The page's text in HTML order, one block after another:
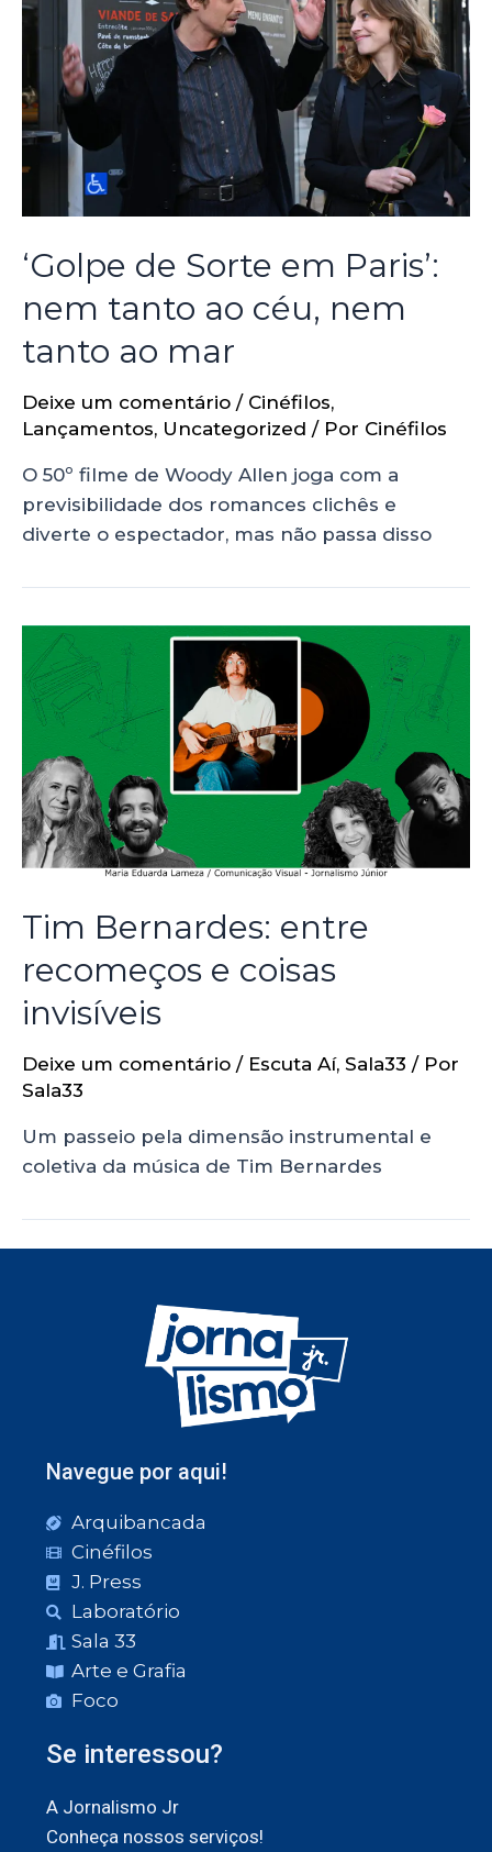
‘Golpe de Sorte em Paris’:
nem tanto ao céu, nem
tanto ao mar
Deixe um comentário / Cinéfilos,
Lançamentos, Uncategorized / Por Cinéfilos
O 50º filme de Woody Allen joga com a
previsibilidade dos romances clichês e
diverte o espectador, mas não passa disso
Tim Bernardes: entre
recomeços e coisas
invisíveis
Deixe um comentário / Escuta Aí, Sala33 / Por
Sala33
Um passeio pela dimensão instrumental e
coletiva da música de Tim Bernardes
Navegue por aqui!
Arquibancada
Cinéfilos
J. Press
Laboratório
Sala 33
Arte e Grafia
Foco
Se interessou?
A Jornalismo Jr
Conheça nossos serviços!